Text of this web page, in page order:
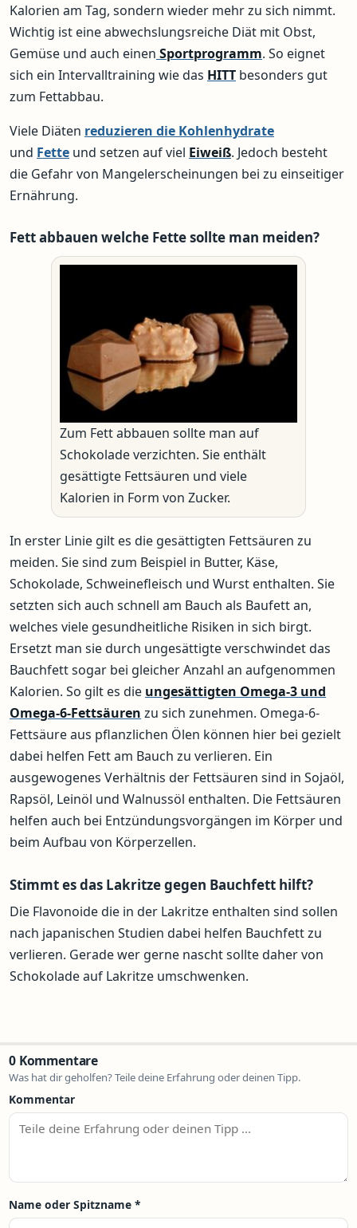
Kalorien am Tag, sondern wieder mehr zu sich nimmt.
Wichtig ist eine abwechslungsreiche Diät mit Obst,
Gemüse und auch einen Sportprogramm. So eignet
sich ein Intervalltraining wie das HITT besonders gut
zum Fettabbau.
Viele Diäten reduzieren die Kohlenhydrate
und Fette und setzen auf viel Eiweiß. Jedoch besteht
die Gefahr von Mangelerscheinungen bei zu einseitiger
Ernährung.
Fett abbauen welche Fette sollte man meiden?
Zum Fett abbauen sollte man auf
Schokolade verzichten. Sie enthält
gesättigte Fettsäuren und viele
Kalorien in Form von Zucker.
In erster Linie gilt es die gesättigten Fettsäuren zu
meiden. Sie sind zum Beispiel in Butter, Käse,
Schokolade, Schweinefleisch und Wurst enthalten. Sie
setzten sich auch schnell am Bauch als Baufett an,
welches viele gesundheitliche Risiken in sich birgt.
Ersetzt man sie durch ungesättigte verschwindet das
Bauchfett sogar bei gleicher Anzahl an aufgenommen
Kalorien. So gilt es die ungesättigten Omega-3 und
Omega-6-Fettsäuren zu sich zunehmen. Omega-6-
Fettsäure aus pflanzlichen Ölen können hier bei gezielt
dabei helfen Fett am Bauch zu verlieren. Ein
ausgewogenes Verhältnis der Fettsäuren sind in Sojaöl,
Rapsöl, Leinöl und Walnussöl enthalten. Die Fettsäuren
helfen auch bei Entzündungsvorgängen im Körper und
beim Aufbau von Körperzellen.
Stimmt es das Lakritze gegen Bauchfett hilft?
Die Flavonoide die in der Lakritze enthalten sind sollen
nach japanischen Studien dabei helfen Bauchfett zu
verlieren. Gerade wer gerne nascht sollte daher von
Schokolade auf Lakritze umschwenken.
0 Kommentare
Was hat dir geholfen? Teile deine Erfahrung oder deinen Tipp.
Kommentar
Name oder Spitzname *